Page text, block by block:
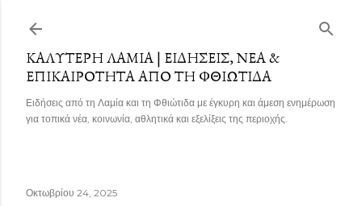
ΚΑΛΎΤΕΡΗ ΛΑΜΊΑ | ΕΙΔΉΣΕΙΣ, ΝΈΑ &
ΕΠΙΚΑΙΡΌΤΗΤΑ ΑΠΌ ΤΗ ΦΘΙΏΤΙΔΑ
Ειδήσεις από τη Λαμία και τη Φθιώτιδα με έγκυρη και άμεση ενημέρωση
για τοπικά νέα, κοινωνία, αθλητικά και εξελίξεις της περιοχής.
Οκτωβρίου 24, 2025